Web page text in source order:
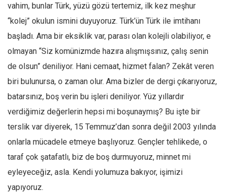
vahim, bunlar Türk, yüzü gözü tertemiz, ilk kez meşhur
“kolej” okulun ismini duyuyoruz. Türk’ün Türk ile imtihanı
başladı. Ama bir eksiklik var, parası olan kolejli olabiliyor, e
olmayan “Siz komünizmde hazıra alışmışsınız, çalış senin
de olsun” deniliyor. Hani cemaat, hizmet falan? Zekât veren
biri bulunursa, o zaman olur. Ama bizler de dergi çıkarıyoruz,
batarsınız, boş verin bu işleri deniliyor. Yüz yıllardır
verdiğimiz değerlerin hepsi mi boşunaymış? Bu işte bir
terslik var diyerek, 15 Temmuz’dan sonra değil 2003 yılında
onlarla mücadele etmeye başlıyoruz. Gençler tehlikede, o
taraf çok şatafatlı, biz de boş durmuyoruz, minnet mi
eyleyeceğiz, asla. Kendi yolumuza bakıyor, işimizi
yapıyoruz.